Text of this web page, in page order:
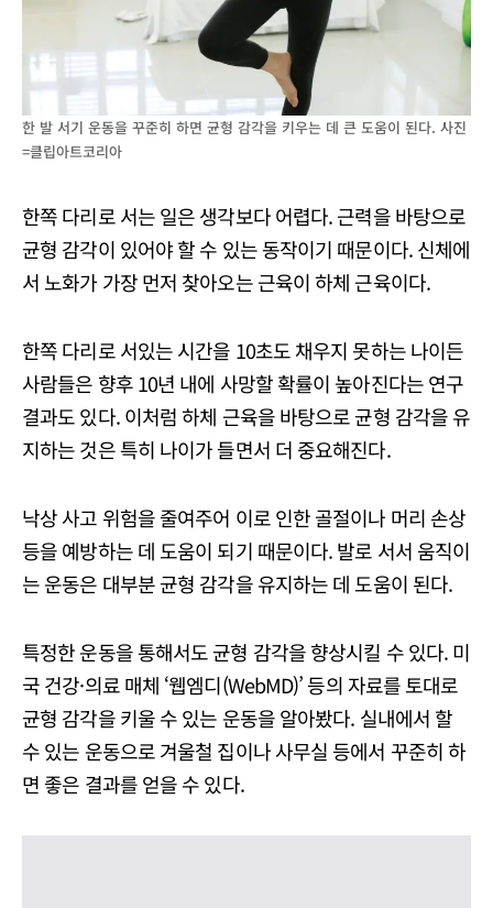
한 발 서기 운동을 꾸준히 하면 균형 감각을 키우는 데 큰 도움이 된다. 사진
=클립아트코리아
한쪽 다리로 서는 일은 생각보다 어렵다. 근력을 바탕으로
균형 감각이 있어야 할 수 있는 동작이기 때문이다. 신체에
서 노화가 가장 먼저 찾아오는 근육이 하체 근육이다.
한쪽 다리로 서있는 시간을 10초도 채우지 못하는 나이든
사람들은 향후 10년 내에 사망할 확률이 높아진다는 연구
결과도 있다. 이처럼 하체 근육을 바탕으로 균형 감각을 유
지하는 것은 특히 나이가 들면서 더 중요해진다.
낙상 사고 위험을 줄여주어 이로 인한 골절이나 머리 손상
등을 예방하는 데 도움이 되기 때문이다. 발로 서서 움직이
는 운동은 대부분 균형 감각을 유지하는 데 도움이 된다.
특정한 운동을 통해서도 균형 감각을 향상시킬 수 있다. 미
국 건강·의료 매체 ‘웹엠디(WebMD)’ 등의 자료를 토대로
균형 감각을 키울 수 있는 운동을 알아봤다. 실내에서 할
수 있는 운동으로 겨울철 집이나 사무실 등에서 꾸준히 하
면 좋은 결과를 얻을 수 있다.